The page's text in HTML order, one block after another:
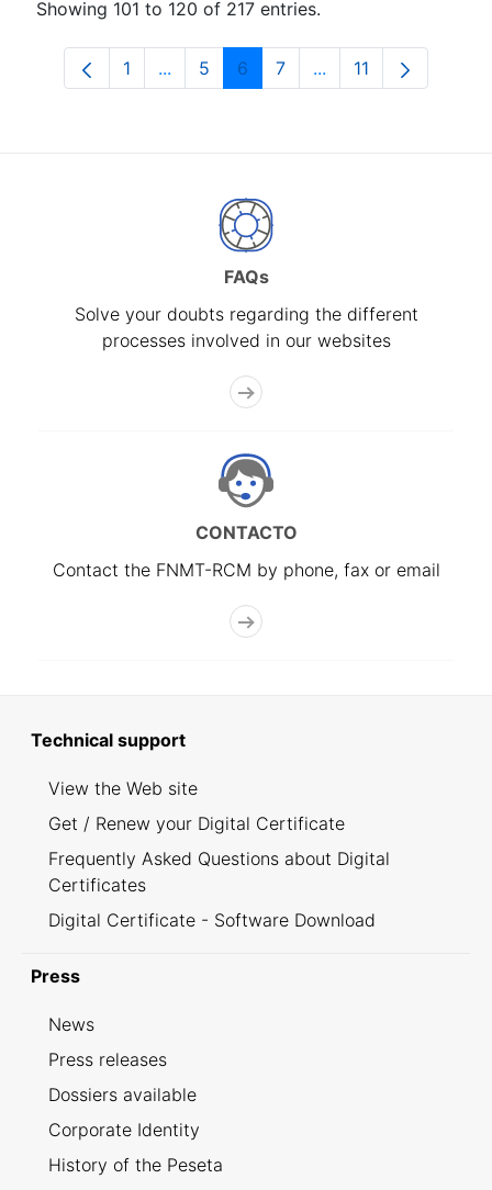
Showing 101 to 120 of 217 entries.
Page
1 ...Intermediate Pages Use TAB to
Page
5 Page
6 Page
7 ...Intermediate Pages
Page
11
FAQs
Solve your doubts regarding the different
processes involved in our websites
CONTACTO
Contact the FNMT-RCM by phone, fax or email
Technical support
View the Web site
Get / Renew your Digital Certificate
Frequently Asked Questions about Digital
Certificates
Digital Certificate - Software Download
Press
News
Press releases
Dossiers available
Corporate Identity
History of the Peseta